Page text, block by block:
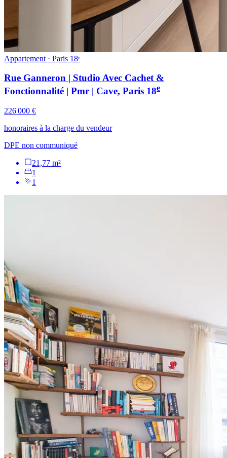
Appartement · Paris 18ᵉ
Rue Ganneron | Studio Avec Cachet &
Fonctionnalité | Pmr | Cave, Paris 18e
226 000 €
honoraires à la charge du vendeur
DPE non communiqué
21,77 m²
1
1